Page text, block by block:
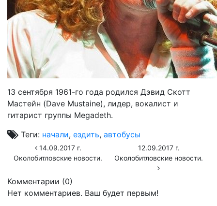
13 сентября 1961-го года родился Дэвид Скотт
Мастейн (Dave Mustaine), лидер, вокалист и
гитарист группы Megadeth.
Теги: начали, ездить, автобусы
14.09.2017 г.
Околобитловские новости.
12.09.2017 г.
Околобитловские новости.
Комментарии (0)
Нет комментариев. Ваш будет первым!